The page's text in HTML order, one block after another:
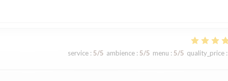
service: 5/5 ambience: 5/5 menu : 5/5 quality_price: